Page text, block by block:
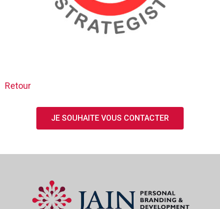
Retour
JE SOUHAITE VOUS CONTACTER